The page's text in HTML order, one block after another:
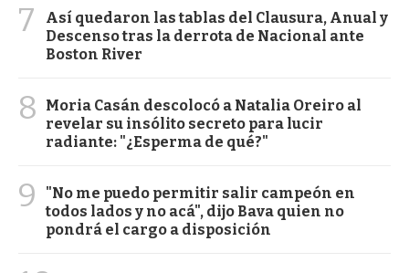
7
Así quedaron las tablas del Clausura, Anual y
Descenso tras la derrota de Nacional ante
Boston River
8
Moria Casán descolocó a Natalia Oreiro al
revelar su insólito secreto para lucir
radiante: "¿Esperma de qué?"
9
"No me puedo permitir salir campeón en
todos lados y no acá", dijo Bava quien no
pondrá el cargo a disposición